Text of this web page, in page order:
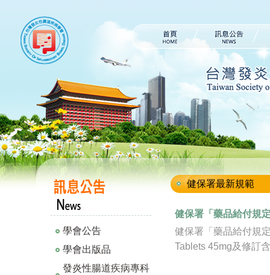
學會公告
學會出版品
發炎性腸道疾病專科
健保署最新規範
健保署「藥品給付規
健保署「藥品給付規
Tablets 45mg及修訂